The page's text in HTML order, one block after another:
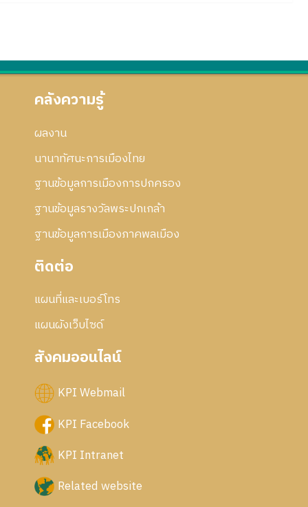
คลังความรู้
ผลงาน
นานาทัศนะการเมืองไทย
ฐานข้อมูลการเมืองการปกครอง
ฐานข้อมูลรางวัลพระปกเกล้า
ฐานข้อมูลการเมืองภาคพลเมือง
ติดต่อ
แผนที่และเบอร์โทร
แผนผังเว็บไซด์
สังคมออนไลน์
KPI Webmail
KPI Facebook
KPI Intranet
Related website